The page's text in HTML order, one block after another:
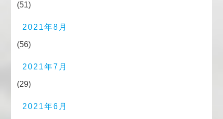
(51)
2021年8月
(56)
2021年7月
(29)
2021年6月